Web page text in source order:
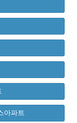
아파트